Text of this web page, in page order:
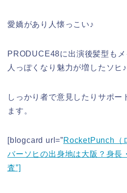
愛嬌があり人懐っこい♪
PRODUCE48に出演後髪型も
人っぽくなり魅力が増したソヒ♪
しっかり者で意見したりサポー
ます。
[blogcard url=”RocketPunch（
バーソヒの出身地は大阪？身長
査”]